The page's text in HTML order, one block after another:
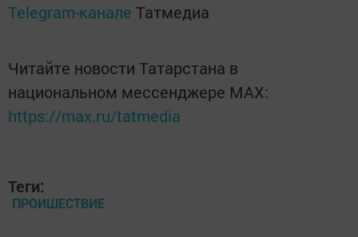
Telegram-канале Татмедиа
Читайте новости Татарстана в
национальном мессенджере MАХ:
https://max.ru/tatmedia
Теги:
ПРОИШЕСТВИЕ